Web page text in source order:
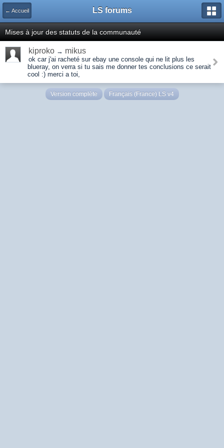
← Accueil LS forums
Mises à jour des statuts de la communauté
kiproko → mikus
ok car j'ai racheté sur ebay une console qui ne lit plus les
blueray, on verra si tu sais me donner tes conclusions ce serait
cool :) merci a toi,
Version complète Français (France) LS v4